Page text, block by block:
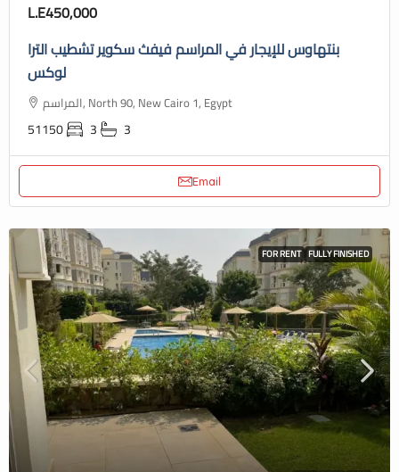
L.E450,000
بنتهاوس للإيجار في المراسم فيفث سكوير تشطيب الترا
لوكس
المراسم, North 90, New Cairo 1, Egypt
51150 3 3
Email
FOR RENT FULLY FINISHED